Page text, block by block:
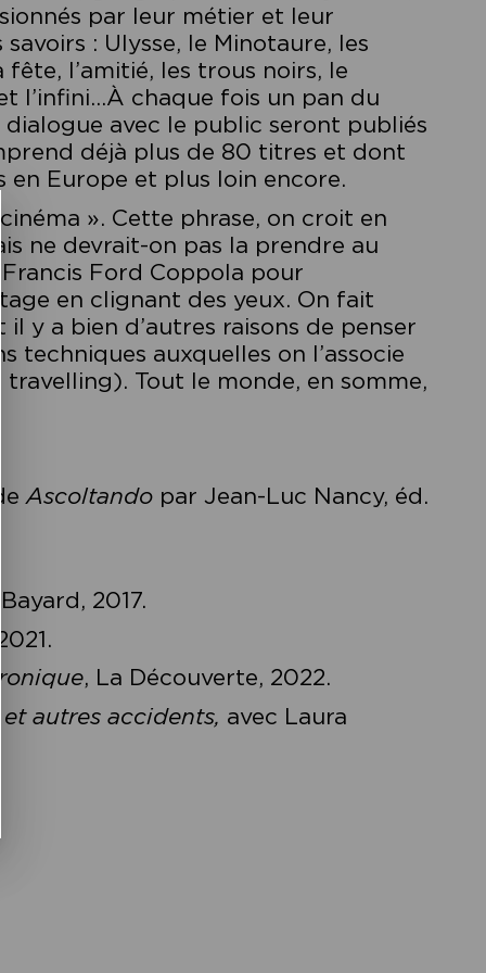
par leur métier et leur
: Ulysse, le Minotaure, les
l’amitié, les trous noirs, le
l’infini…À chaque fois un pan du
avec le public seront publiés
déjà plus de 80 titres et dont
Europe et plus loin encore.
». Cette phrase, on croit en
ne devrait-on pas la prendre au
Ford Coppola pour
en clignant des yeux. On fait
y a bien d’autres raisons de penser
techniques auxquelles on l’associe
Tout le monde, en somme,
Ascoltando par Jean-Luc Nancy, éd.
Bayard, 2017.
, La Découverte, 2022.
autres accidents, avec Laura